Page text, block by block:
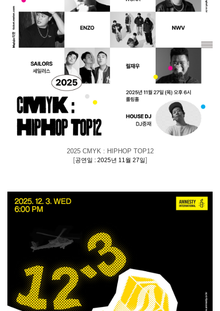
2025 CMYK : HIPHOP TOP12
[공연일 : 2025년 11월 27일]